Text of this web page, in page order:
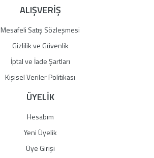
ALIŞVERİŞ
Mesafeli Satış Sözleşmesi
Gizlilik ve Güvenlik
İptal ve İade Şartları
Kişisel Veriler Politikası
ÜYELİK
Hesabım
Yeni Üyelik
Üye Girişi